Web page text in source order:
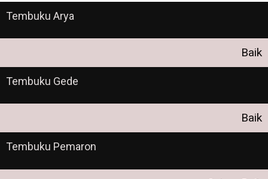
Tembuku Arya
Baik
Tembuku Gede
Baik
Tembuku Pemaron